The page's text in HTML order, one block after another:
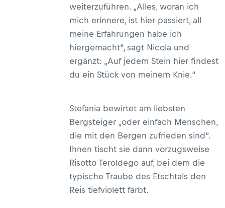
weiterzuführen. „Alles, woran ich
mich erinnere, ist hier passiert, all
meine Erfahrungen habe ich
hiergemacht“, sagt Nicola und
ergänzt: „Auf jedem Stein hier findest
du ein Stück von meinem Knie.“
Stefania bewirtet am liebsten
Bergsteiger „oder einfach Menschen,
die mit den Bergen zufrieden sind“.
Ihnen tischt sie dann vorzugsweise
Risotto Teroldego auf, bei dem die
typische Traube des Etschtals den
Reis tiefviolett färbt.